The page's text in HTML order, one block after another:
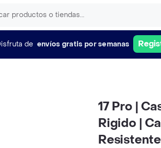
de envíos gratis por semanas
17 Pro |
Rigido |
Resistente